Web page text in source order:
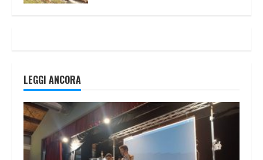
LEGGI ANCORA